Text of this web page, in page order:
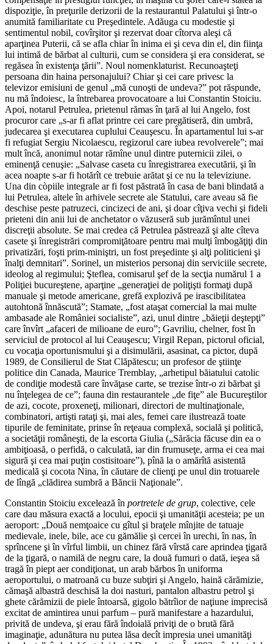
dispoziţie, în preţurile derizorii de la restaurantul Palatului şi într-o
anumită familiaritate cu Preşedintele. Adăuga cu modestie şi
sentimentul nobil, covîrşitor şi rezervat doar cîtorva aleşi că
aparţinea Puterii, că se afla chiar în inima ei şi ceva din el, din fiinţa
lui intimă de bărbat al culturii, cum se considera şi era considerat, se
regăsea în existenţa ţării”. Noul nomenklaturist. Recunoaşteţi
persoana din haina personajului? Chiar şi cei care privesc la
televizor emisiuni de genul „mă cunoşti de undeva?” pot răspunde,
nu mă îndoiesc, la întrebarea provocatoare a lui Constantin Stoiciu.
Apoi, notarul Petrulea, prietenul rămas în ţară al lui Angelo, fost
procuror care „s-ar fi aflat printre cei care pregătiseră, din umbră,
judecarea şi executarea cuplului Ceauşescu. În apartamentul lui s-ar
fi refugiat Sergiu Nicolaescu, regizorul care iubea revolverele”; mai
mult încă, anonimul notar rămîne unul dintre puternicii zilei, o
eminenţă cenuşie: „Salvase caseta cu înregistrarea executării, şi în
acea noapte s-ar fi hotărît ce trebuie arătat şi ce nu la televiziune.
Una din còpiile integrale ar fi fost păstrată în casa de bani blindată a
lui Petrulea, altele în arhivele secrete ale Statului, care aveau să fie
deschise peste patruzeci, cincizeci de ani, şi doar cîţiva vechi şi fideli
prieteni din anii lui de anchetator o văzuseră sub jurămîntul unei
discreţii absolute. Se mai credea că Petrulea păstrează şi alte cîteva
casete şi înregistrări compromiţătoare pentru mai mulţi îmbogăţiţi din
privatizări, foşti prim-miniştri, un fost preşedinte şi alţi politicieni şi
înalţi demnitari”. Sorinel, un misterios personaj din serviciile secrete,
ideolog al regimului; Şteflea, comisarul şef de la secţia numărul 1 a
Poliţiei bucureştene, aparţine „generaţiei de poliţişti formaţi după
manuale şi metode americane, grefă explozivă pe irascibilitatea
autohtonă înnăscută”; Stamate, „fost ataşat comercial la mai multe
ambasade ale României socialiste”, azi, unul dintre „băieţii deştepţi”
care învîrt „afaceri de milioane de euro”; Gavriliu, chelner, fost în
serviciul de protocol al lui Ceauşescu; Virgil Repan, pictorul oficial,
cu vocaţia oportunismului şi a di­simulării, asasinat, ca pictor, după
1989, de Consilierul de Stat Clăpătescu; un profesor de ştiinţe
politice din Canada, Maurice Tremblay, „arhetipul băiatului catolic
de condiţie modestă care învăţase carte, se trezise într-o zi bărbat şi
nu înţelegea de ce”; fauna din restaurantele „de fiţe” ale Bucureştilor
de azi, cocote, proxeneţi, milionari, directori de multinaţionale,
combinatori, artişti rataţi şi, mai ales, femei care ilustrează toate
tipurile de feminitate, prinse în reţeaua complexă, socială şi politică,
a societăţii româneşti, de la escorta Giulia („Sărăcia făcuse din ea o
ambiţioasă, o perfidă, o calculată, iar din frumuseţe, arma ei cea mai
sigură şi cea mai puţin costisitoare”), pînă la o amărîtă asistentă
medicală şi cocota Nina, în căutare de clienţi pe unul din trotuarele
de lîngă „clădirea sumbră a Băncii Naţionale”.
Constantin Stoiciu excelează în portretele de grup, colective, cele
care dau măsura exactă a locului, epocii şi umanităţii acesteia; pe un
aeroport: „Două nemţoaice cu gîtul şi braţele mînjite de tatuaje
medievale, inele, bile, ace cu gămălie şi cercei în urechi, în nas, în
sprîncene şi în vîrful limbii, un chinez fără vîrstă care aprindea ţigară
de la ţigară, o namilă de negru care, la două fumuri o dată, ieşea să
tragă în piept aer condiţionat, un arab bărbos în uniforma
aeroportului, o matroană cu buze subţiri şi Angelo, haină cărămizie,
cămaşă albastră deschisă la doi nasturi, pantalon albastru petrol şi
ghete cărămizii de piele întoarsă, gigolo bătrîior de naţiune imprecisă
excitat de amintirea unui parfum – pură manifestare a hazardului,
privită de undeva, şi erau fără îndoială priviţi de o brută fără
imaginaţie, adunătura nu putea lăsa decît impresia unei umanităţi